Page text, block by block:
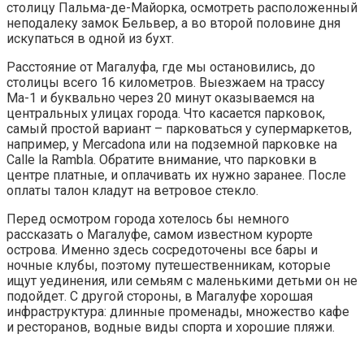
столицу Пальма-де-Майорка, осмотреть расположенный
неподалеку замок Бельвер, а во второй половине дня
искупаться в одной из бухт.
Расстояние от Магалуфа, где мы остановились, до
столицы всего 16 километров. Выезжаем на трассу
Ма-1 и буквально через 20 минут оказываемся на
центральных улицах города. Что касается парковок,
самый простой вариант – парковаться у супермаркетов,
например, у Mercadona или на подземной парковке на
Calle la Rambla. Обратите внимание, что парковки в
центре платные, и оплачивать их нужно заранее. После
оплаты талон кладут на ветровое стекло.
Перед осмотром города хотелось бы немного
рассказать о Магалуфе, самом известном курорте
острова. Именно здесь сосредоточены все бары и
ночные клубы, поэтому путешественникам, которые
ищут уединения, или семьям с маленькими детьми он не
подойдет. С другой стороны, в Магалуфе хорошая
инфраструктура: длинные променады, множество кафе
и ресторанов, водные виды спорта и хорошие пляжи.